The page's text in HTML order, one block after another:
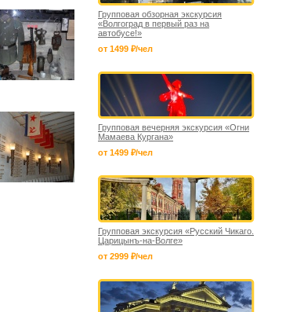
Групповая обзорная экскурсия
«Волгоград в первый раз на
автобусе!»
от 1499 ₽/чел
Групповая вечерняя экскурсия «Огни
Мамаева Кургана»
от 1499 ₽/чел
Групповая экскурсия «Русский Чикаго.
Царицынъ-на-Волге»
от 2999 ₽/чел